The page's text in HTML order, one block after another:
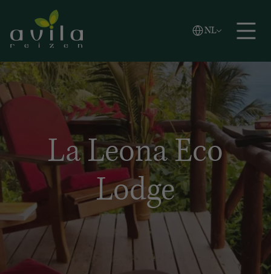
Zoeken
NL
Vlaams
English
La Leona Eco
Lodge